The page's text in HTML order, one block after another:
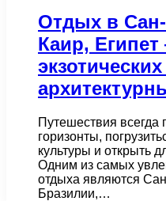
Отдых в
Каир,
Путешествия
горизонты,
культуры и открыть
Одним из самых
отдыха являются
Бразилии,…